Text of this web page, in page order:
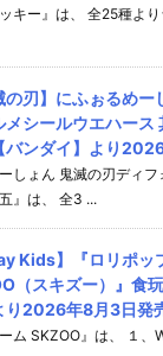
キー』は、 全25種より
の刃】にふぉるめ
メシールウエハース
バンダイ】より
しょん 鬼滅の刃ディ
』は、 全3 ...
Kids】『ロリポッ
（スキズー）』食
り2026年8月3日発
ム SKZOO』は、 １、